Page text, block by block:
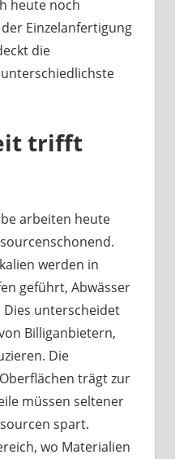
heute noch
Einzelanfertigung
die
trifft
arbeiten heute
werden in
geführt, Abwässer
unterscheidet
Billiganbietern,
Die
trägt zur
müssen seltener
spart.
wo Materialien